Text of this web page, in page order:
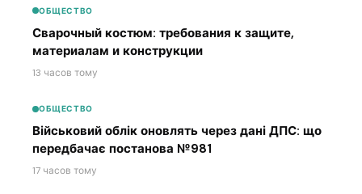
ОБЩЕСТВО
Сварочный костюм: требования к защите,
материалам и конструкции
13 часов тому
ОБЩЕСТВО
Військовий облік оновлять через дані ДПС: що
передбачає постанова №981
17 часов тому